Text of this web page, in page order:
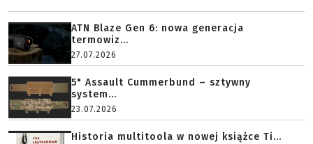
ATN Blaze Gen 6: nowa generacja
termowiz...
27.07.2026
5" Assault Cummerbund – sztywny
system...
23.07.2026
Historia multitoola w nowej książce Ti...